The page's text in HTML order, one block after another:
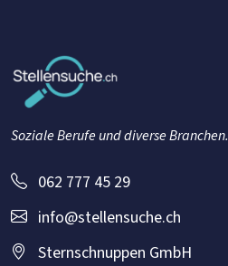
Soziale Berufe und diverse Branchen.
062 777 45 29
info@stellensuche.ch
Sternschnuppen GmbH